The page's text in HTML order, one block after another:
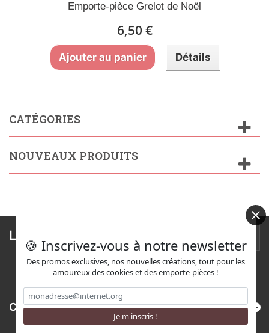
Emporte-pièce Grelot de Noël
6,50 €
Ajouter au panier Détails
CATÉGORIES
NOUVEAUX PRODUITS
Lettre d'informations
Catégories
🍪 Inscrivez-vous à notre newsletter
Des promos exclusives, nos nouvelles créations, tout pour les
amoureux des cookies et des emporte-pièces !